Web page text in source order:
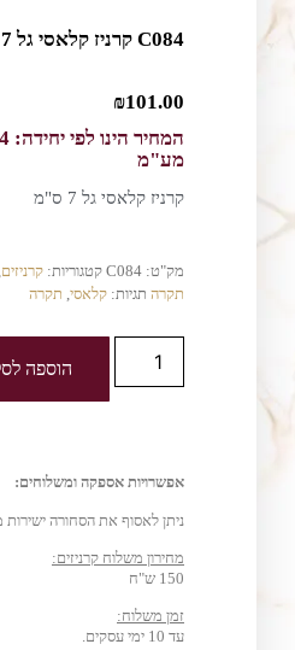
C084 קרניז קלאסי גל 7 ס"מ
₪101.00
מע"מ
קרניז קלאסי גל 7 ס"מ
מק"ט: C084 קטגוריות: קרניזים,
תקרה תגיות: קלאסי, תקרה
הוספה
אפשרויות אספקה ומשלוחים:
ניתן לאסוף את הסחורה ישירות
מחירון משלוח קרניזים:
150 ש"ח
זמן משלוח:
עד 10 ימי עסקים.